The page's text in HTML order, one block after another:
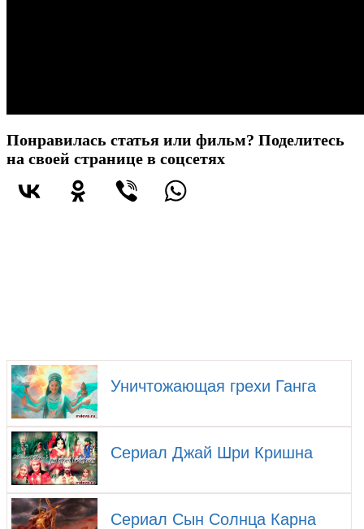
Понравилась статья или фильм? Поделитесь
на своей странице в соцсетях
Уничтожающая грехи Ганга
Сериал Джай Шри Кришна
Сериал Сын Солнца Карна